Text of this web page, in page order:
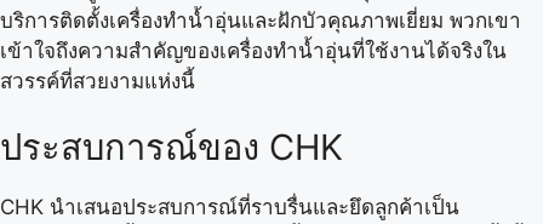
บริการติดตั้งเครื่องทำน้ำอุ่นและฝักบัวคุณภาพเยี่ยม พวกเขา
เข้าใจถึงความสำคัญของเครื่องทำน้ำอุ่นที่ใช้งานได้จริงใน
สวรรค์ที่สวยงามแห่งนี้
ประสบการณ์ของ CHK
CHK นำเสนอประสบการณ์ที่ราบรื่นและยึดลูกค้าเป็น